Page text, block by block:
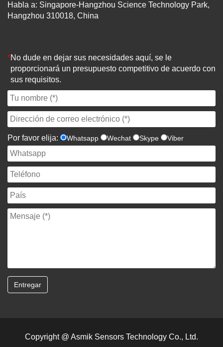
Habla a: Singapore-Hangzhou Science Technology Park,
Hangzhou 310018, China
*No dude en dejar sus necesidades aquí, se le
proporcionará un presupuesto competitivo de acuerdo con
sus requisitos.
Por favor elija: Whatsapp Wechat Skype Viber
Copyright @ Asmik Sensors Technology Co., Ltd.